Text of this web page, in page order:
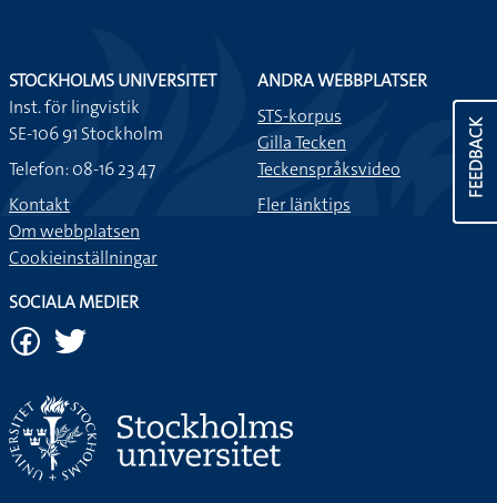
FEEDBACK
STOCKHOLMS UNIVERSITET
Inst. för lingvistik
SE-106 91 Stockholm
Telefon: 08-16 23 47
Kontakt
Om webbplatsen
Cookieinställningar
ANDRA WEBBPLATSER
STS-korpus
Gilla Tecken
Teckenspråksvideo
Fler länktips
SOCIALA MEDIER